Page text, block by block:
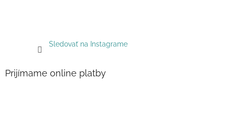
Sledovať na Instagrame
Prijímame online platby